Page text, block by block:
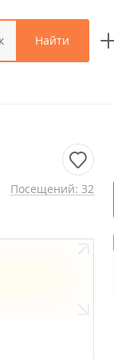
Найти
Посещений: 32